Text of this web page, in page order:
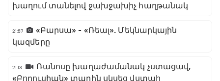
խաղում տանելով ջախջախիչ հաղթանակ
21:57
«Բարսա» - «Ռեալ». Մեկնարկային
կազմերը
21:13
Ռանոսը խաղաժամանակ չստացավ,
«Բորուսիան» տարին սկսեց վստահ